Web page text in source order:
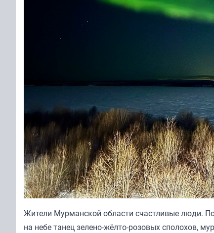
Жители Мурманской области счастливые люди.
на небе танец зелено-жёлто-розовых сполохов,